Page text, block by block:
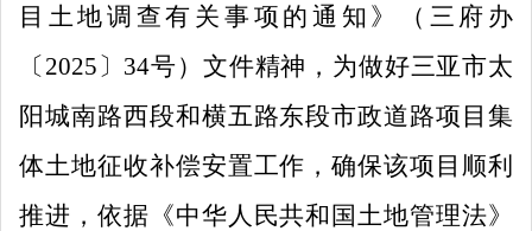
目土地调查有关事项的通知 》
（三府办
〔 2025 〕 34号） 文件精神， 为做好三亚市太
阳城南路西段和横五路东段市政道路项目 集
体土地征收补偿安置工作，确保该项目 顺利
推进， 依据 《中华人民共和国土地管理法》